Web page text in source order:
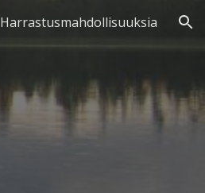
Harrastusmahdollisuuksia